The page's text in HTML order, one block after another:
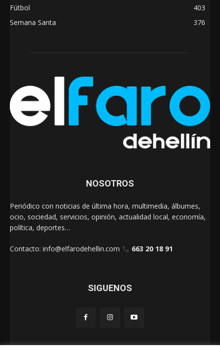
Fútbol
403
Semana Santa
376
NOSOTROS
Periódico con noticias de última hora, multimedia, álbumes,
ocio, sociedad, servicios, opinión, actualidad local, economía,
política, deportes…
Contacto: info@elfarodehellin.com 663 20 18 91
SIGUENOS